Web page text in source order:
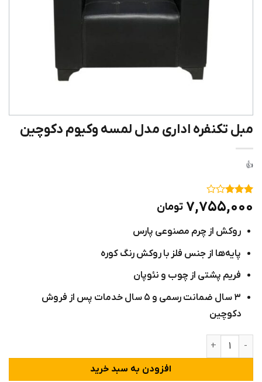
مبل تکنفره اداری مدل لمسه وکیوم دکوچین
۳
از ۵
مشتری
۷,۷۵۵,۰۰۰ تومان
روکش از چرم مصنوعی پارس
پایه‌ها از جنس فلز با روکش رنگ کوره
فریم پشتی از چوب و نئوپان
۳ سال ضمانت رسمی و ۵ سال خدمات پس از فروش
دکوچین
مبل تکنفره اداری مدل لمسه وکیوم دکوچین عدد
افزودن به سبد خرید